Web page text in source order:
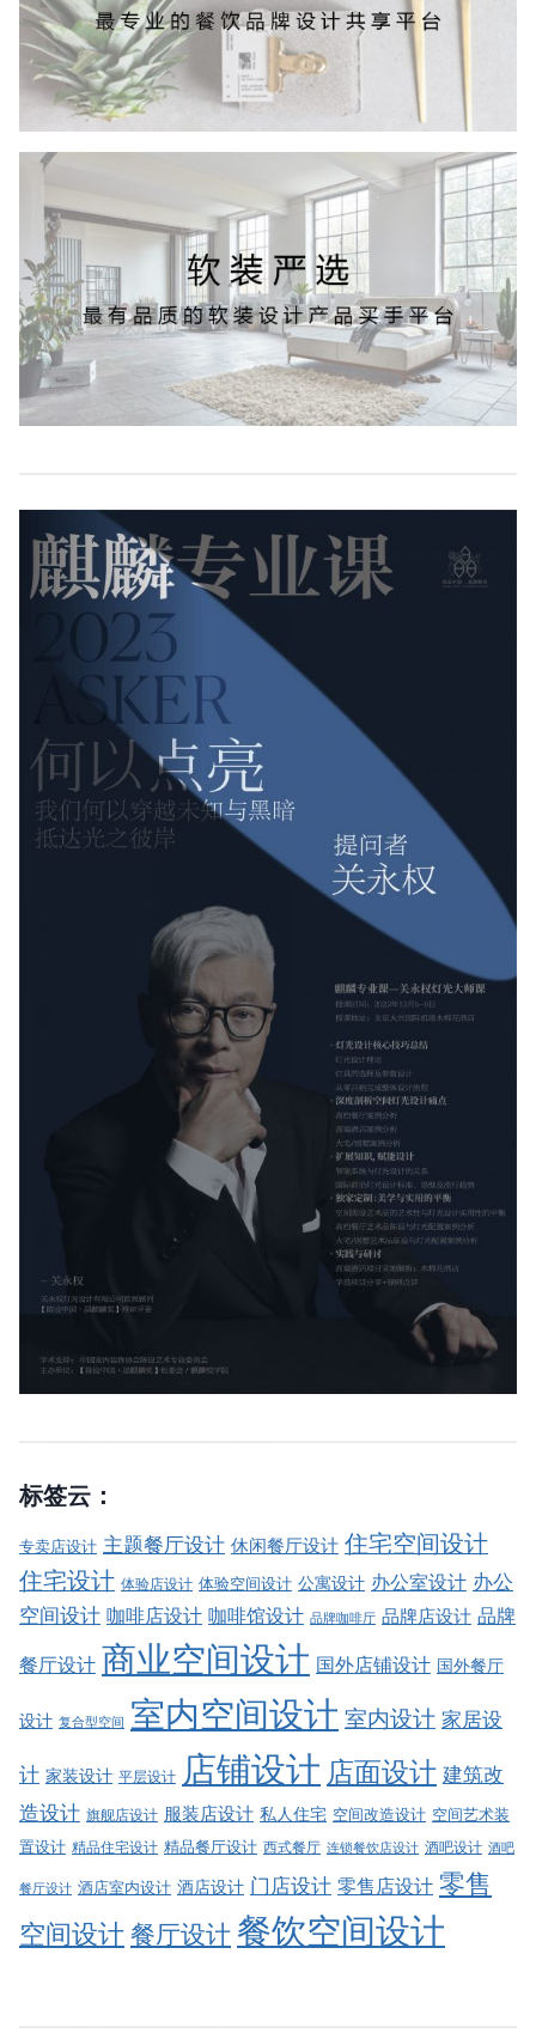
标签云：
专卖店设计 主题餐厅设计 休闲餐厅设计 住宅空间设计
住宅设计 体验店设计 体验空间设计 公寓设计 办公室设计 办公
空间设计 咖啡店设计 咖啡馆设计 品牌咖啡厅 品牌店设计 品牌
餐厅设计 商业空间设计 国外店铺设计 国外餐厅
设计 复合型空间 室内空间设计 室内设计 家居设
计 家装设计 平层设计 店铺设计 店面设计 建筑改
造设计 旗舰店设计 服装店设计 私人住宅 空间改造设计 空间艺术装
置设计 精品住宅设计 精品餐厅设计 西式餐厅 连锁餐饮店设计 酒吧设计 酒吧
餐厅设计 酒店室内设计 酒店设计 门店设计 零售店设计 零售
空间设计餐厅设计 餐饮空间设计